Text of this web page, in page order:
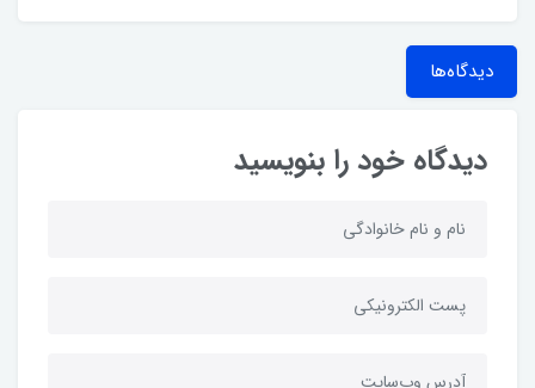
دیدگاه‌ها
دیدگاه خود را بنویسید